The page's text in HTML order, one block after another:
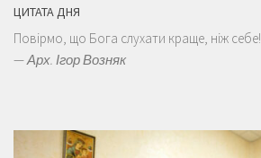
ЦИТАТА ДНЯ
Повірмо, що Бога слухати краще, ніж себе!
—Арх. Ігор Возняк